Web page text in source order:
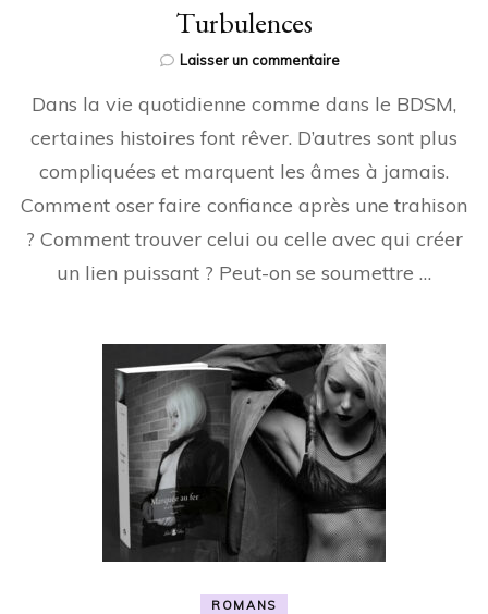
Turbulences
Laisser un commentairesur
Dans la vie quotidienne comme dans le BDSM,
certaines histoires font rêver. D’autres sont plus
compliquées et marquent les âmes à jamais.
Comment oser faire confiance après une trahison
? Comment trouver celui ou celle avec qui créer
un lien puissant ? Peut-on se soumettre …
ROMANS